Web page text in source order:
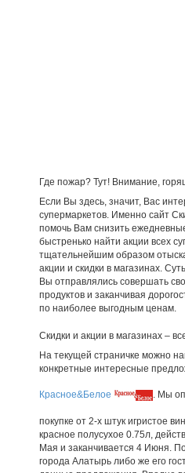
Где пожар? Тут! Внимание,
Если Вы здесь, значит, Вас
супермаркетов. Именно сайт
помочь Вам снизить
быстренько найти акции всех
тщательнейшим образом
акции и скидки в магазинах.
Вы отправлялись совершать
продуктов и заканчивая
по наиболее выгодным ценам.
Скидки и акции в магазинах –
На текущей страничке можно
конкретные интересные
Красное&Белое . Мы
покупке от 2-х штук игристое
красное полусухое 0.75л,
Мая и заканчивается 4 Июня.
города Алатырь либо же его